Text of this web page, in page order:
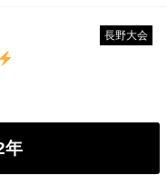
長野大会
年